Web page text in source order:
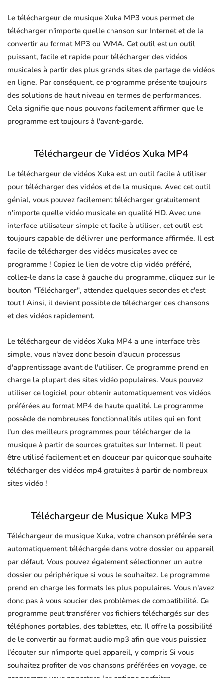
Le téléchargeur de musique Xuka MP3 vous permet de
télécharger n'importe quelle chanson sur Internet et de la
convertir au format MP3 ou WMA. Cet outil est un outil
puissant, facile et rapide pour télécharger des vidéos
musicales à partir des plus grands sites de partage de vidéos
en ligne. Par conséquent, ce programme présente toujours
des solutions de haut niveau en termes de performances.
Cela signifie que nous pouvons facilement affirmer que le
programme est toujours à l'avant-garde.
Téléchargeur de Vidéos Xuka MP4
Le téléchargeur de vidéos Xuka est un outil facile à utiliser
pour télécharger des vidéos et de la musique. Avec cet outil
génial, vous pouvez facilement télécharger gratuitement
n'importe quelle vidéo musicale en qualité HD. Avec une
interface utilisateur simple et facile à utiliser, cet outil est
toujours capable de délivrer une performance affirmée. Il est
facile de télécharger des vidéos musicales avec ce
programme ! Copiez le lien de votre clip vidéo préféré,
collez-le dans la case à gauche du programme, cliquez sur le
bouton "Télécharger", attendez quelques secondes et c'est
tout ! Ainsi, il devient possible de télécharger des chansons
et des vidéos rapidement.
Le téléchargeur de vidéos Xuka MP4 a une interface très
simple, vous n'avez donc besoin d'aucun processus
d'apprentissage avant de l'utiliser. Ce programme prend en
charge la plupart des sites vidéo populaires. Vous pouvez
utiliser ce logiciel pour obtenir automatiquement vos vidéos
préférées au format MP4 de haute qualité. Le programme
possède de nombreuses fonctionnalités utiles qui en font
l'un des meilleurs programmes pour télécharger de la
musique à partir de sources gratuites sur Internet. Il peut
être utilisé facilement et en douceur par quiconque souhaite
télécharger des vidéos mp4 gratuites à partir de nombreux
sites vidéo !
Téléchargeur de Musique Xuka MP3
Téléchargeur de musique Xuka, votre chanson préférée sera
automatiquement téléchargée dans votre dossier ou appareil
par défaut. Vous pouvez également sélectionner un autre
dossier ou périphérique si vous le souhaitez. Le programme
prend en charge les formats les plus populaires. Vous n'avez
donc pas à vous soucier des problèmes de compatibilité. Ce
programme peut transférer vos fichiers téléchargés sur des
téléphones portables, des tablettes, etc. Il offre la possibilité
de le convertir au format audio mp3 afin que vous puissiez
l'écouter sur n'importe quel appareil, y compris Si vous
souhaitez profiter de vos chansons préférées en voyage, ce